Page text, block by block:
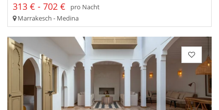
313 € - 702 €
pro Nacht
Marrakesch - Medina